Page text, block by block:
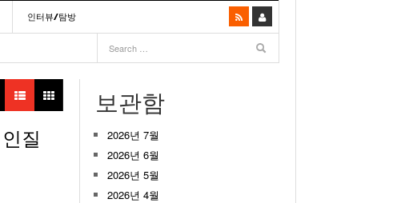
사 취재거
12월 22일
- 2003년 12월 10일
미주 이민 100주년 기념, 플로리다 백인선을 내며
“플로리다 한인 백인선” 출판기념회 인사말
View All
- 2025년 07월 02일
주유 한 번으로 가 볼만한 여행지!<98회>
주유 한 번으로 가 볼만한 여행지!<96회>
인터뷰/탐방
질
보관함
2026년 7월
2026년 6월
2026년 5월
2026년 4월